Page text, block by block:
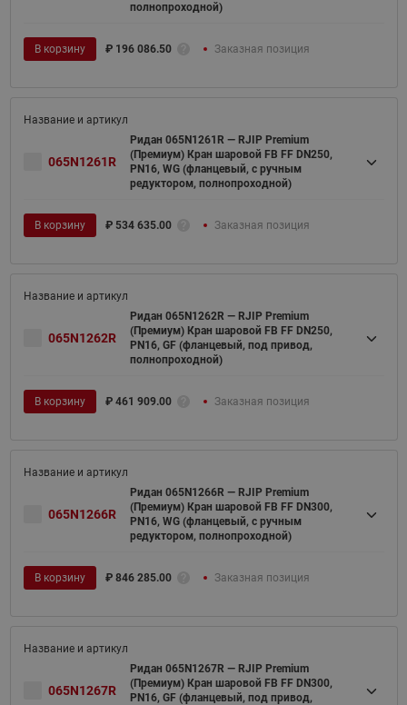
полнопроходной)
В корзину ₽ 196 086.50 Заказная позиция
065N1261R
Ридан 065N1261R — RJIP Premium
(Премиум) Кран шаровой FB FF DN250,
PN16, WG (фланцевый, с ручным
редуктором, полнопроходной)
В корзину ₽ 534 635.00 Заказная позиция
065N1262R
Ридан 065N1262R — RJIP Premium
(Премиум) Кран шаровой FB FF DN250,
PN16, GF (фланцевый, под привод,
полнопроходной)
В корзину ₽ 461 909.00 Заказная позиция
065N1266R
Ридан 065N1266R — RJIP Premium
(Премиум) Кран шаровой FB FF DN300,
PN16, WG (фланцевый, с ручным
редуктором, полнопроходной)
В корзину ₽ 846 285.00 Заказная позиция
065N1267R
Ридан 065N1267R — RJIP Premium
(Премиум) Кран шаровой FB FF DN300,
PN16, GF (фланцевый, под привод,